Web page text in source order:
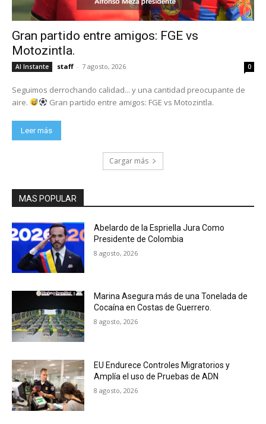
Gran partido entre amigos: FGE vs
Motozintla.
Al Instante staff - 7 agosto, 2026 0
Seguimos derrochando calidad... y una cantidad preocupante de
aire.
Gran partido entre amigos: FGE vs Motozintla.
Leer más
Cargar más
MAS POPULAR
Abelardo de la Espriella Jura Como
Presidente de Colombia
8 agosto, 2026
Marina Asegura más de una Tonelada de
Cocaína en Costas de Guerrero.
8 agosto, 2026
EU Endurece Controles Migratorios y
Amplía el uso de Pruebas de ADN
8 agosto, 2026